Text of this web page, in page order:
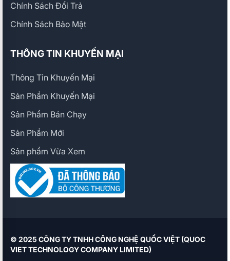
Chính Sách Đổi Trả
Chính Sách Bảo Mật
THÔNG TIN KHUYẾN MẠI
Thông Tin Khuyến Mại
Sản Phẩm Khuyến Mại
Sản Phẩm Bán Chạy
Sản Phẩm Mới
Sản phẩm Vừa Xem
© 2025 CÔNG TY TNHH CÔNG NGHỆ QUỐC VIỆT (QUOC
VIET TECHNOLOGY COMPANY LIMITED)